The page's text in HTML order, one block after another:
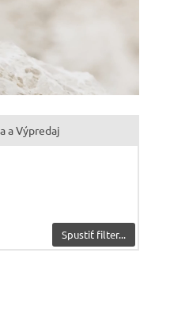
a Výpredaj
Spustiť filter...